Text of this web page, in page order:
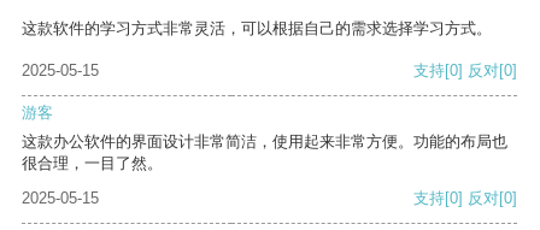
这款软件的学习方式非常灵活，可以根据自己的需求选择学习方式。
2025-05-15 支持[0] 反对[0]
游客
这款办公软件的界面设计非常简洁，使用起来非常方便。功能的布局也
很合理，一目了然。
2025-05-15
支持[0] 反对[0]